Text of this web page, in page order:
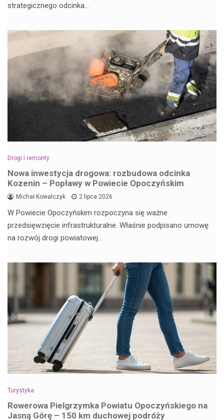
strategicznego odcinka…
Drogi i remonty
Nowa inwestycja drogowa: rozbudowa odcinka
Kozenin – Popławy w Powiecie Opoczyńskim
Michał Kowalczyk 2 lipca 2026
W Powiecie Opoczyńskim rozpoczyna się ważne
przedsięwzięcie infrastrukturalne. Właśnie podpisano umowę
na rozwój drogi powiatowej…
Turystyka
Rowerowa Pielgrzymka Powiatu Opoczyńskiego na
Jasną Górę – 150 km duchowej podróży